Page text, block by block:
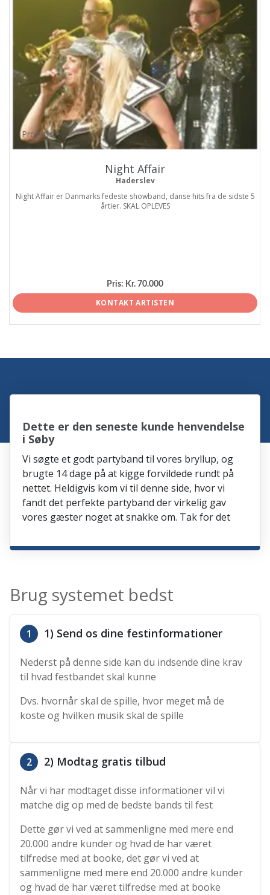
ProArtist
Night Affair
Haderslev
Night Affair er Danmarks fedeste showband, danse hits fra de sidste 5
årtier. SKAL OPLEVES
Pris: Kr. 70.000
KONTAKT ARTISTEN
Dette er den seneste kunde henvendelse
i Søby
Vi søgte et godt partyband til vores bryllup, og
brugte 14 dage på at kigge forvildede rundt på
nettet. Heldigvis kom vi til denne side, hvor vi
fandt det perfekte partyband der virkelig gav
vores gæster noget at snakke om. Tak for det
Brug systemet bedst
1 1) Send os dine festinformationer
Nederst på denne side kan du indsende dine krav
til hvad festbandet skal kunne
Dvs. hvornår skal de spille, hvor meget må de
koste og hvilken musik skal de spille
2 2) Modtag gratis tilbud
Når vi har modtaget disse informationer vil vi
matche dig op med de bedste bands til fest
Dette gør vi ved at sammenligne med mere end
20.000 andre kunder og hvad de har været
tilfredse med at booke, det gør vi ved at
sammenligne med mere end 20.000 andre kunder
og hvad de har været tilfredse med at booke